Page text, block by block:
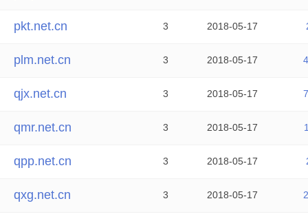
pkt.net.cn 3 2018-05-17
plm.net.cn 3 2018-05-17
qjx.net.cn 3 2018-05-17
qmr.net.cn 3 2018-05-17
qpp.net.cn 3 2018-05-17
qxg.net.cn 3 2018-05-17